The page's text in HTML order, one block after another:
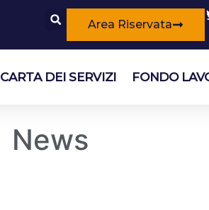
Area Riservata
CARTA DEI SERVIZI FONDO
News